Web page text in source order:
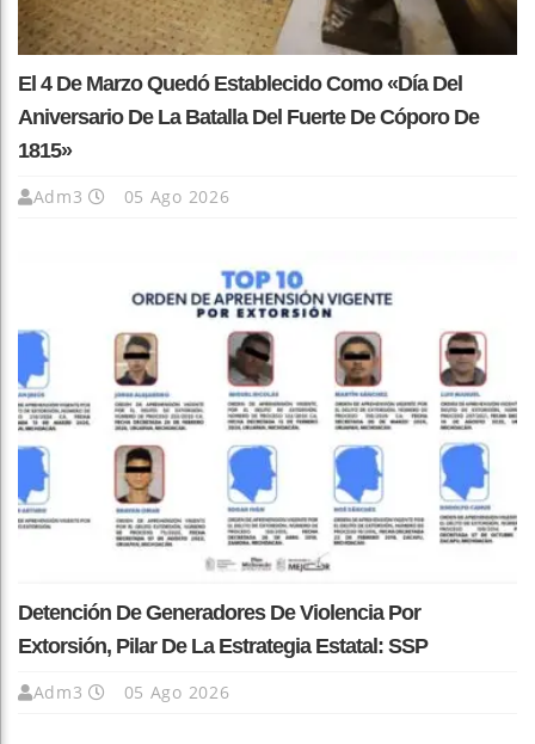
El 4 De Marzo Quedó Establecido Como «Día Del
Aniversario De La Batalla Del Fuerte De Cóporo De
1815»
Adm3 05 Ago 2026
Detención De Generadores De Violencia Por
Extorsión, Pilar De La Estrategia Estatal: SSP
Adm3 05 Ago 2026